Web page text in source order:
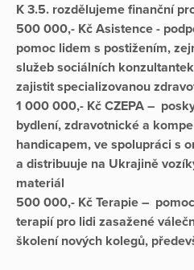
K 3.5. rozdělujeme finanční
500 000,- Kč Asistence -
pomoc lidem s postižením,
služeb sociálních
zajistit specializovanou
1 000 000,- Kč CZEPA –
bydlení, zdravotnické a
handicapem, ve spolupráci s
a distribuuje na Ukrajině
materiál
500 000,- Kč Terapie –
terapií pro lidi zasažené
školení nových kolegů,